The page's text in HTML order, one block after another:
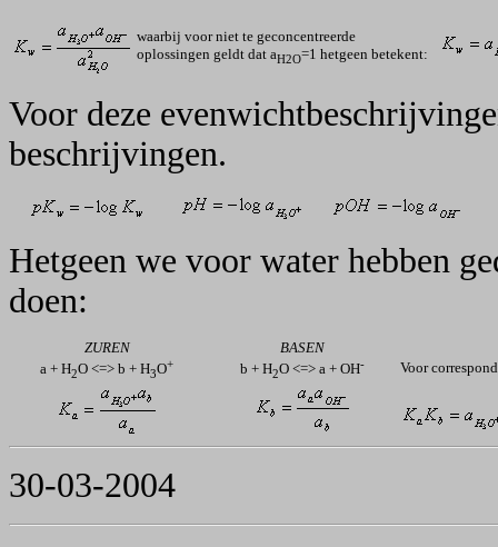
waarbij voor niet te geconcentreerde
oplossingen geldt dat aH2O=1 hetgeen betekent:
Voor deze
beschrijvingen.
Hetgeen we voor water hebben
doen:
ZUREN
BASEN
a + H2O <=> b + H3O+ b + H2O <=> a + OH- Voor
30-03-2004